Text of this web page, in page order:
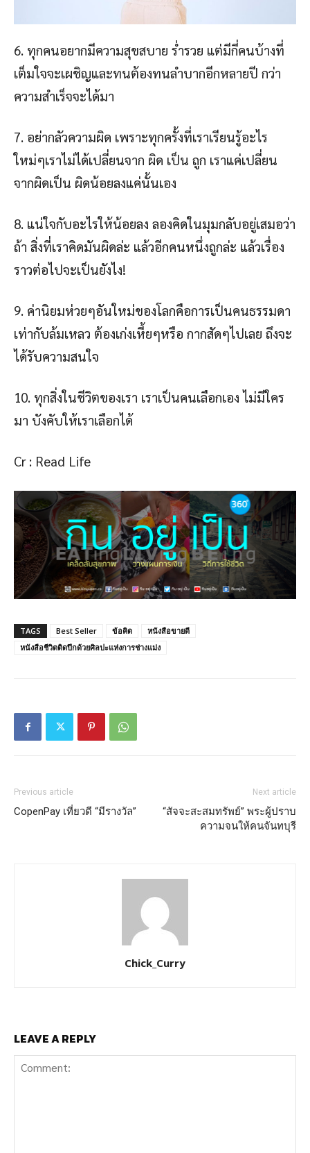
6. ทุกคนอยากมีความสุขสบาย ร่ำรวย แต่มีกี่คนบ้างที่
เต็มใจจะเผชิญและทนต้องทนลำบากอีกหลายปี กว่า
ความสำเร็จจะได้มา
7. อย่ากลัวความผิด เพราะทุกครั้งที่เราเรียนรู้อะไร
ใหม่ๆเราไม่ได้เปลี่ยนจาก ผิด เป็น ถูก เราแค่เปลี่ยน
จากผิดเป็น ผิดน้อยลงแค่นั้นเอง
8. แน่ใจกับอะไรให้น้อยลง ลองคิดในมุมกลับอยู่เสมอว่า
ถ้า สิ่งที่เราคิดมันผิดล่ะ แล้วอีกคนหนึ่งถูกล่ะ แล้วเรื่อง
ราวต่อไปจะเป็นยังไง!
9. ค่านิยมห่วยๆอันใหม่ของโลกคือการเป็นคนธรรมดา
เท่ากับล้มเหลว ต้องเก่งเหี้ยๆหรือ กากสัดๆไปเลย ถึงจะ
ได้รับความสนใจ
10. ทุกสิ่งในชีวิตของเรา เราเป็นคนเลือกเอง ไม่มีใคร
มา บังคับให้เราเลือกได้
Cr : Read Life
TAGS Best Seller ข้อคิด
หนังสือขายดี
หนังสือชีวิตติดปีกด้วยศิลปะแห่งการช่างแม่ง
Previous article
CopenPay เที่ยวดี “มีรางวัล”
Next article
“สัจจะสะสมทรัพย์” พระผู้ปราบ
ความจนให้คนจันทบุรี
Chick_Curry
LEAVE A REPLY